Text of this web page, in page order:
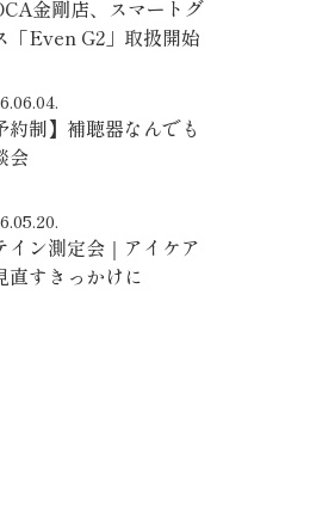
金剛店、スマートグ
「Even G2」取扱開始
約制】補聴器なんでも
会
イン測定会｜アイケア
直すきっかけに